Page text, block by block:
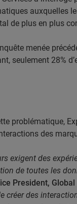
auxquelles
de plus en plus
menée
seulement 28%
problématique,
des
exigent des
de toutes les
President,
créer des